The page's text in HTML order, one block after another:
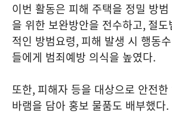
이번 활동은 피해 주택을 정밀 방
을 위한 보완방안을 전수하고, 절도
적인 방범요령, 피해 발생 시 행동
들에게 범죄예방 의식을 높였다.
또한, 피해자 등을 대상으로 안전
바램을 담아 홍보 물품도 배부했다.